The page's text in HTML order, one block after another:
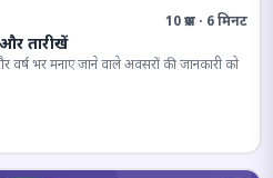
10 प्रश्न · 6 मिनट
और तारीखें
वर्ष भर मनाए जाने वाले अवसरों की जानकारी को